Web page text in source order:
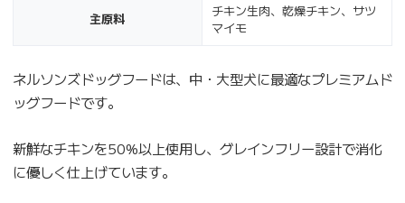
主原料
チキン生肉、乾燥チキン、サツ
マイモ
ネルソンズドッグフードは、中・大型犬に最適なプレミアムド
ッグフードです。
新鮮なチキンを50%以上使用し、グレインフリー設計で消化
に優しく仕上げています。